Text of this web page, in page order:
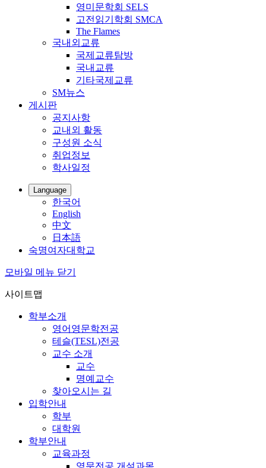
영미문학회 SELS
고전읽기학회 SMCA
The Flames
국내외교류
국제교류탐방
국내교류
기타국제교류
SM뉴스
게시판
공지사항
교내외 활동
구성원 소식
취업정보
학사일정
Language
한국어
English
中文
日本語
숙명여자대학교
모바일 메뉴 닫기
사이트맵
학부소개
영어영문학전공
테슬(TESL)전공
교수 소개
교수
명예교수
찾아오시는 길
입학안내
학부
대학원
학부안내
교육과정
영문전공 개설과목